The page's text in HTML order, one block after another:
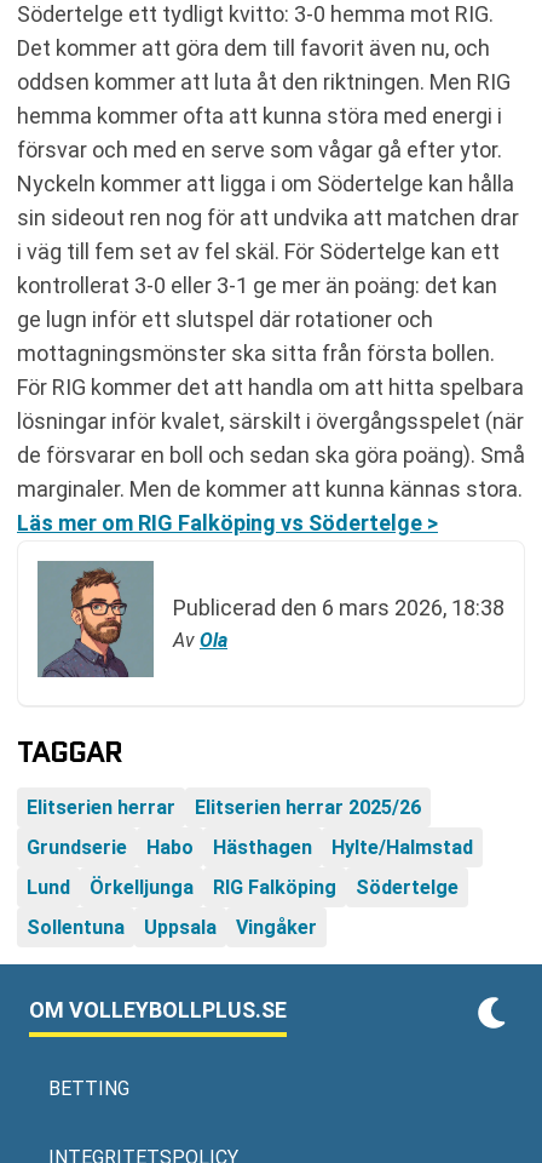
Södertelge ett tydligt kvitto: 3-0 hemma mot RIG.
Det kommer att göra dem till favorit även nu, och
oddsen kommer att luta åt den riktningen. Men RIG
hemma kommer ofta att kunna störa med energi i
försvar och med en serve som vågar gå efter ytor.
Nyckeln kommer att ligga i om Södertelge kan hålla
sin sideout ren nog för att undvika att matchen drar
i väg till fem set av fel skäl. För Södertelge kan ett
kontrollerat 3-0 eller 3-1 ge mer än poäng: det kan
ge lugn inför ett slutspel där rotationer och
mottagningsmönster ska sitta från första bollen.
För RIG kommer det att handla om att hitta spelbara
lösningar inför kvalet, särskilt i övergångsspelet (när
de försvarar en boll och sedan ska göra poäng). Små
marginaler. Men de kommer att kunna kännas stora.
Läs mer om RIG Falköping vs Södertelge >
Publicerad den 6 mars 2026, 18:38
Av Ola
TAGGAR
Elitserien herrar
Elitserien herrar 2025/26
Grundserie
Habo Hästhagen
Hylte/Halmstad
Lund
Örkelljunga RIG Falköping
Södertelge
Sollentuna
Uppsala Vingåker
OM VOLLEYBOLLPLUS.SE
BETTING
INTEGRITETSPOLICY